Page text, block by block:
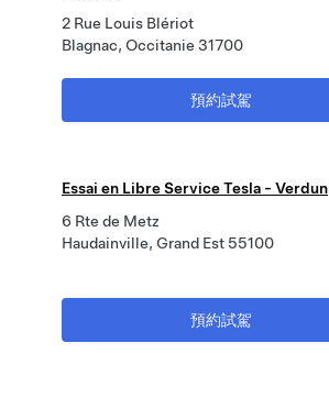
2 Rue Louis Blériot
Blagnac, Occitanie 31700
預約試駕
Essai en Libre Service Tesla - Verdun
6 Rte de Metz
Haudainville, Grand Est 55100
預約試駕